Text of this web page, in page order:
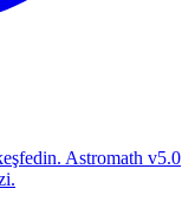
Astromath v5.0